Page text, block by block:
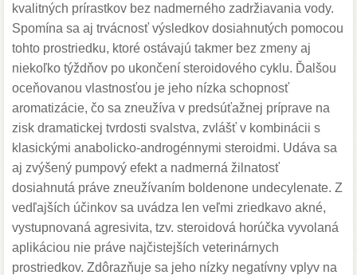
kvalitných prírastkov bez nadmerného zadržiavania vody.
Spomína sa aj trvácnosť výsledkov dosiahnutých pomocou
tohto prostriedku, ktoré ostávajú takmer bez zmeny aj
niekoľko týždňov po ukončení steroidového cyklu. Ďalšou
oceňovanou vlastnosťou je jeho nízka schopnosť
aromatizácie, čo sa zneužíva v predsúťažnej príprave na
zisk dramatickej tvrdosti svalstva, zvlášť v kombinácii s
klasickými anabolicko-androgénnymi steroidmi. Udáva sa
aj zvýšený pumpový efekt a nadmerná žilnatosť
dosiahnutá práve zneužívaním boldenone undecylenate. Z
vedľajších účinkov sa uvádza len veľmi zriedkavo akné,
vystupnovaná agresivita, tzv. steroidová horúčka vyvolaná
aplikáciou nie práve najčistejších veterinárnych
prostriedkov. Zdôrazňuje sa jeho nízky negatívny vplyv na